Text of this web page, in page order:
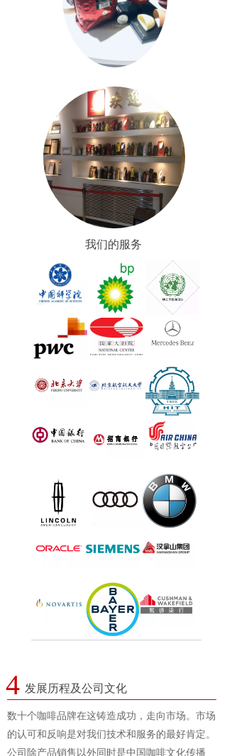
我们的服务
发展历程及公司文化
数十个咖啡品牌在这铸造成功，走向市场。市场
的认可和反响是对我们技术和服务的最好肯定。
公司除产品销售以外同时是中国咖啡文化传播
4